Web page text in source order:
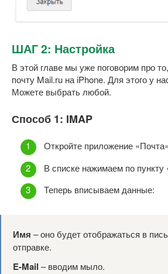
ШАГ 2: Настройка
В этой главе мы уже поговорим про
почту Mail.ru на iPhone. Для этого у
Можете выбрать любой.
Способ 1: IMAP
Откройте приложение
В списке нажимаем по пункту
Теперь вписываем данные:
Имя – оно будет отображаться в
отправке.
E-Mail – вводим мыло.